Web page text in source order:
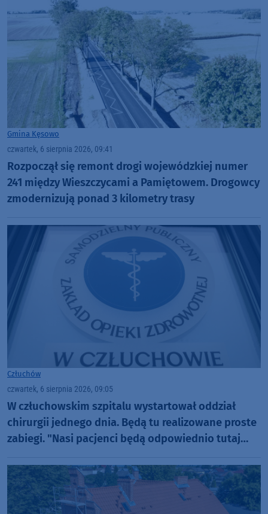
Gmina Kęsowo
czwartek, 6 sierpnia 2026, 09:41
Rozpoczął się remont drogi wojewódzkiej numer
241 między Wieszczycami a Pamiętowem. Drogowcy
zmodernizują ponad 3 kilometry trasy
Człuchów
czwartek, 6 sierpnia 2026, 09:05
W człuchowskim szpitalu wystartował oddział
chirurgii jednego dnia. Będą tu realizowane proste
zabiegi. "Nasi pacjenci będą odpowiednio tutaj